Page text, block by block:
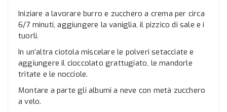
Iniziare a lavorare burro e zucchero a crema per circa
6/7 minuti, aggiungere la vaniglia, il pizzico di sale e i
tuorli.
In un’altra ciotola miscelare le polveri setacciate e
aggiungere il cioccolato grattugiato, le mandorle
tritate e le nocciole.
Montare a parte gli albumi a neve con metà zucchero
a velo.